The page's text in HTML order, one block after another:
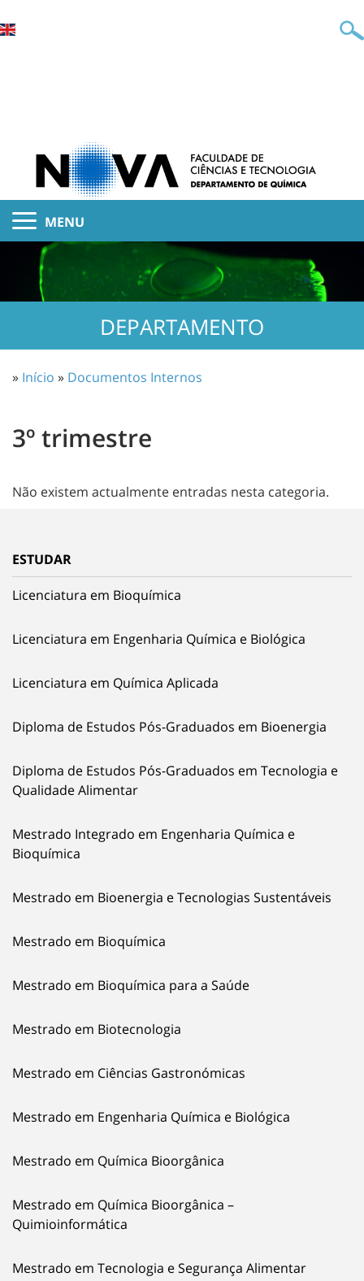
MENU
DEPARTAMENTO
» Início » Documentos Internos
3º trimestre
Não existem actualmente entradas nesta categoria.
ESTUDAR
Licenciatura em Bioquímica
Licenciatura em Engenharia Química e Biológica
Licenciatura em Química Aplicada
Diploma de Estudos Pós-Graduados em Bioenergia
Diploma de Estudos Pós-Graduados em Tecnologia e
Qualidade Alimentar
Mestrado Integrado em Engenharia Química e
Bioquímica
Mestrado em Bioenergia e Tecnologias Sustentáveis
Mestrado em Bioquímica
Mestrado em Bioquímica para a Saúde
Mestrado em Biotecnologia
Mestrado em Ciências Gastronómicas
Mestrado em Engenharia Química e Biológica
Mestrado em Química Bioorgânica
Mestrado em Química Bioorgânica –
Quimioinformática
Mestrado em Tecnologia e Segurança Alimentar